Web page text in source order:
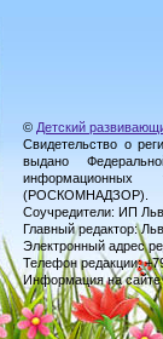
© Детский
Свидетельство о
выдано
(РОСКОМНАДЗОР).
Соучредители: ИП
Главный редактор:
Электронный адрес
Телефон редакции:
Информация на сайте